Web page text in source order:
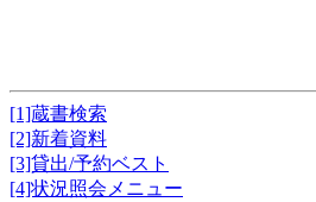
[1]蔵書検索
[2]新着資料
[3]貸出/予約ベスト
[4]状況照会メニュー